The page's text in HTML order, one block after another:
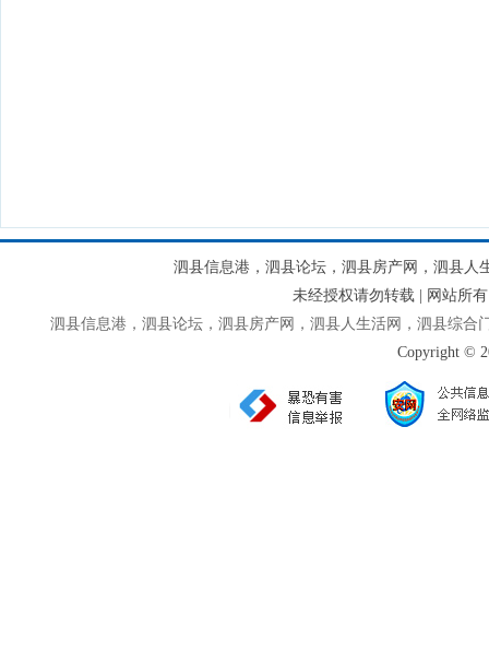
泗县信息港，泗县论坛，泗县房产网，泗县人
未经授权请勿转载 | 网站所
泗县信息港，泗县论坛，泗县房产网，泗县人生活网，泗县综合
Copyright ©